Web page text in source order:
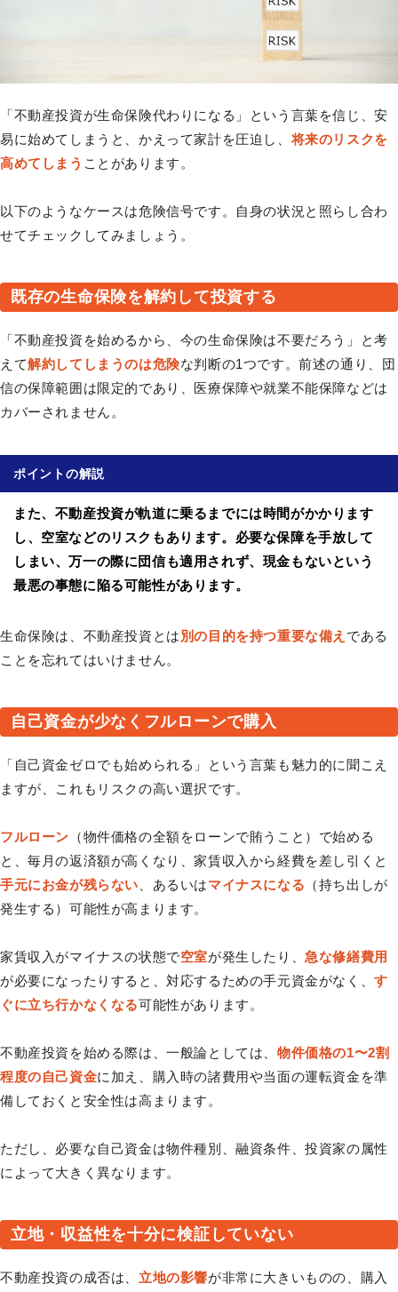
「不動産投資が生命保険代わりになる」という言葉を信じ、安
易に始めてしまうと、かえって家計を圧迫し、将来のリスクを
高めてしまう ことがあります。
以下のようなケースは危険信号です。自身の状況と照らし合わ
せてチェックしてみましょう。
既存の生命保険を解約して投資する
「不動産投資を始めるから、今の生命保険は不要だろう」と考
えて解約してしまうのは危険な判断の1つです。前述の通り、団
信の保障範囲は限定的であり、医療保障や就業不能保障などは
カバーされません。
ポイントの解説
また、不動産投資が軌道に乗るまでには時間がかかります
し、空室などのリスクもあります。必要な保障を手放して
しまい、万一の際に団信も適用されず、現金もないという
最悪の事態に陥る可能性があります。
生命保険は、不動産投資とは別の目的を持つ重要な備え である
ことを忘れてはいけません。
自己資金が少なくフルローンで購入
「自己資金ゼロでも始められる」という言葉も魅力的に聞こえ
ますが、これもリスクの高い選択です。
フルローン （物件価格の全額をローンで賄うこと）で始める
と、毎月の返済額が高くなり、家賃収入から経費を差し引くと
手元にお金が残らない 、あるいはマイナスになる （持ち出しが
発生する）可能性が高まります。
家賃収入がマイナスの状態で空室が発生したり、急な修繕費用
が必要になったりすると、対応するための手元資金がなく、す
ぐに立ち行かなくなる可能性があります。
不動産投資を始める際は、一般論としては、 物件価格の1〜2割
程度の自己資金に加え、購入時の諸費用や当面の運転資金を準
備しておくと安全性は高まります。
ただし、必要な自己資金は物件種別、融資条件、投資家の属性
によって大きく異なります。
立地・収益性を十分に検証していない
不動産投資の成否は、 立地の影響が非常に大きいものの、購入